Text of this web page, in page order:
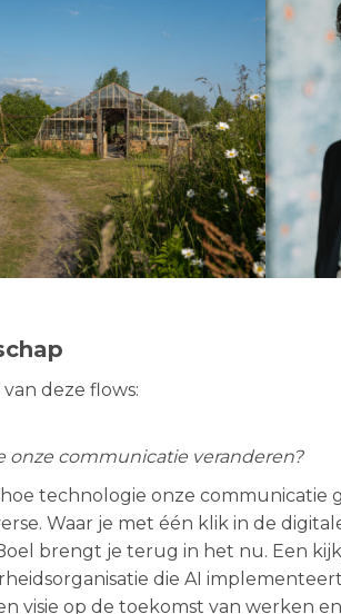
deze flows:
onze communicatie veranderen?
technologie onze communicatie
Waar je met één klik in de
brengt je terug in het nu. Een
die AI
visie op de toekomst van werken